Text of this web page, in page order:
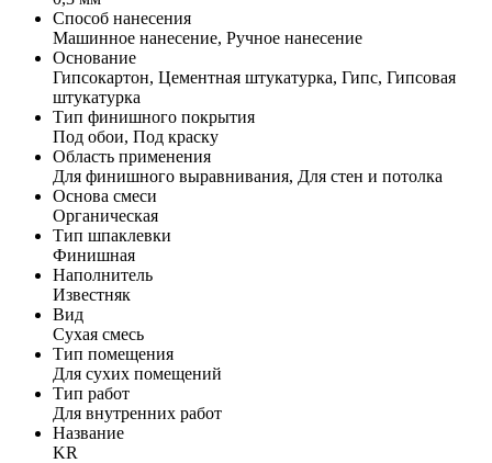
Способ нанесения
Машинное нанесение, Ручное нанесение
Основание
Гипсокартон, Цементная штукатурка, Гипс, Гипсовая
штукатурка
Тип финишного покрытия
Под обои, Под краску
Область применения
Для финишного выравнивания, Для стен и потолка
Основа смеси
Органическая
Тип шпаклевки
Финишная
Наполнитель
Известняк
Вид
Сухая смесь
Тип помещения
Для сухих помещений
Тип работ
Для внутренних работ
Название
KR